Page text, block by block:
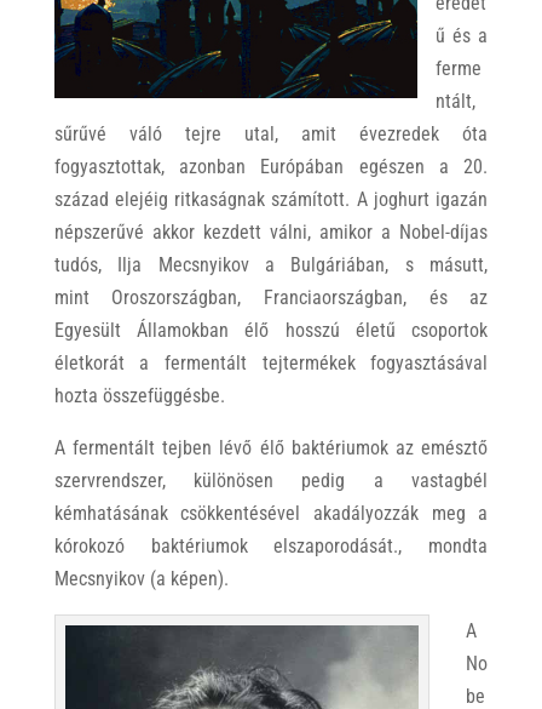
ű és a
ferme
ntált,
sűrűvé váló tejre utal, amit évezredek óta
fogyasztottak, azonban Európában egészen a 20.
század elejéig ritkaságnak számított. A joghurt igazán
népszerűvé akkor kezdett válni, amikor a Nobel-díjas
tudós, Ilja Mecsnyikov a Bulgáriában, s másutt,
mint Oroszországban, Franciaországban, és az
Egyesült Államokban élő hosszú életű csoportok
életkorát a fermentált tejtermékek fogyasztásával
hozta összefüggésbe.
A fermentált tejben lévő élő baktériumok az emésztő
szervrendszer, különösen pedig a vastagbél
kémhatásának csökkentésével akadályozzák meg a
kórokozó baktériumok elszaporodását., mondta
Mecsnyikov (a képen).
A
No
be